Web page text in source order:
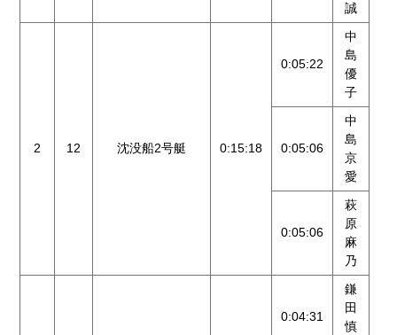
誠
2 12 沈没船2号艇 0:15:18
0:05:22
中
島
優
子
0:05:06
中
島
京
愛
0:05:06
萩
原
麻
乃
0:04:31
鎌
田
慎